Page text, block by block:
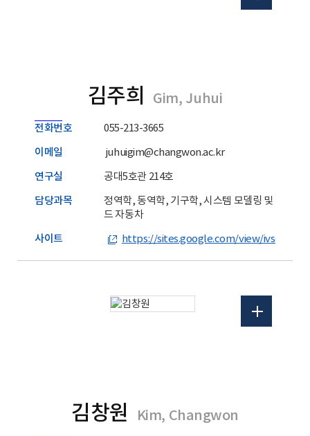
김주희 Gim, Juhui
전화번호 055-213-3665
이메일 juhuigim@changwon.ac.kr
연구실 공대5호관 214호
담당과목
정역학, 동역학, 기구학, 시스템 모델링 및 제어,
드 자동차
사이트 https://sites.google.com/view/ivsclab
김창원 Kim, Changwon